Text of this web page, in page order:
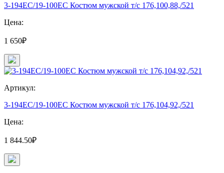
3-194EC/19-100EC Костюм мужской т/с 176,100,88,/521
Цена:
1 650₽
Артикул:
3-194EC/19-100EC Костюм мужской т/с 176,104,92,/521
Цена:
1 844.50₽